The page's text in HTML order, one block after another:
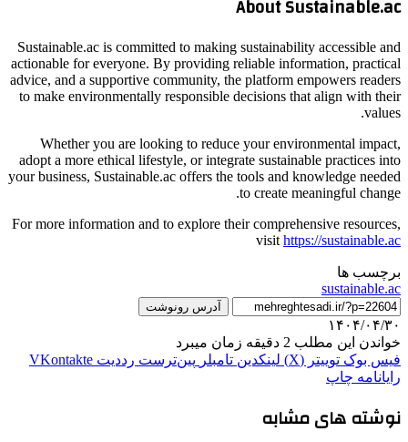
About Sustainable.ac
Sustainable.ac is committed to making sustainability accessible and
actionable for everyone. By providing reliable information, practical
advice, and a supportive community, the platform empowers readers
to make environmentally responsible decisions that align with their
values.
Whether you are looking to reduce your environmental impact,
adopt a more ethical lifestyle, or integrate sustainable practices into
your business, Sustainable.ac offers the tools and knowledge needed
to create meaningful change.
For more information and to explore their comprehensive resources,
visit https://sustainable.ac
برچسب ها
sustainable.ac
آدرس رونوشت
۱۴۰۴/۰۴/۳۰
خواندن این مطلب 2 دقیقه زمان میبرد
فیس بوک توییتر (X) لینکدین ‫تامبلر ‫پین‌ترست ‫رددیت ‫VKontakte
رایانامه چاپ
نوشته های مشابه